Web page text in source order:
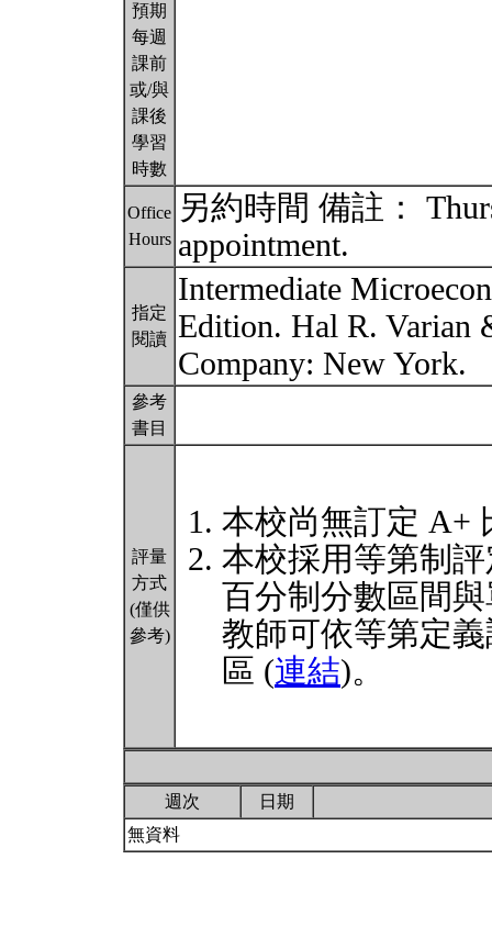
預期
每週
課前
或/與
課後
學習
時數
Office
Hours
另約時間 備註：
appointment.
指定
閱讀
Intermediate
Edition. Hal R. Varian
Company: New York.
參考
書目
評量
方式
(僅供
參考)
本校尚無訂定 A+
本校採用等第制
百分制分數區間
教師可依等第定
區 (連結)。
週次
日期
無資料